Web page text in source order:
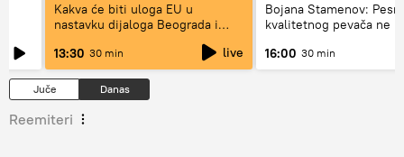
Kakva će biti uloga EU u
nastavku dijaloga Beograda i
13:30 30 min live
Bojana Stamenov:
kvalitetnog pevača ne
16:00 30 min
Juče Danas
Reemiteri